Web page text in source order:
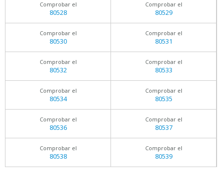
Comprobar el
80528
Comprobar el
80529
Comprobar el
80530
Comprobar el
80531
Comprobar el
80532
Comprobar el
80533
Comprobar el
80534
Comprobar el
80535
Comprobar el
80536
Comprobar el
80537
Comprobar el
80538
Comprobar el
80539